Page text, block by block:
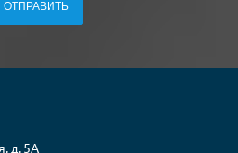
д. 5А